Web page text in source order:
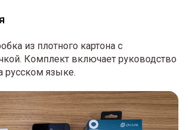
из плотного картона с
Комплект включает руководство
русском языке.